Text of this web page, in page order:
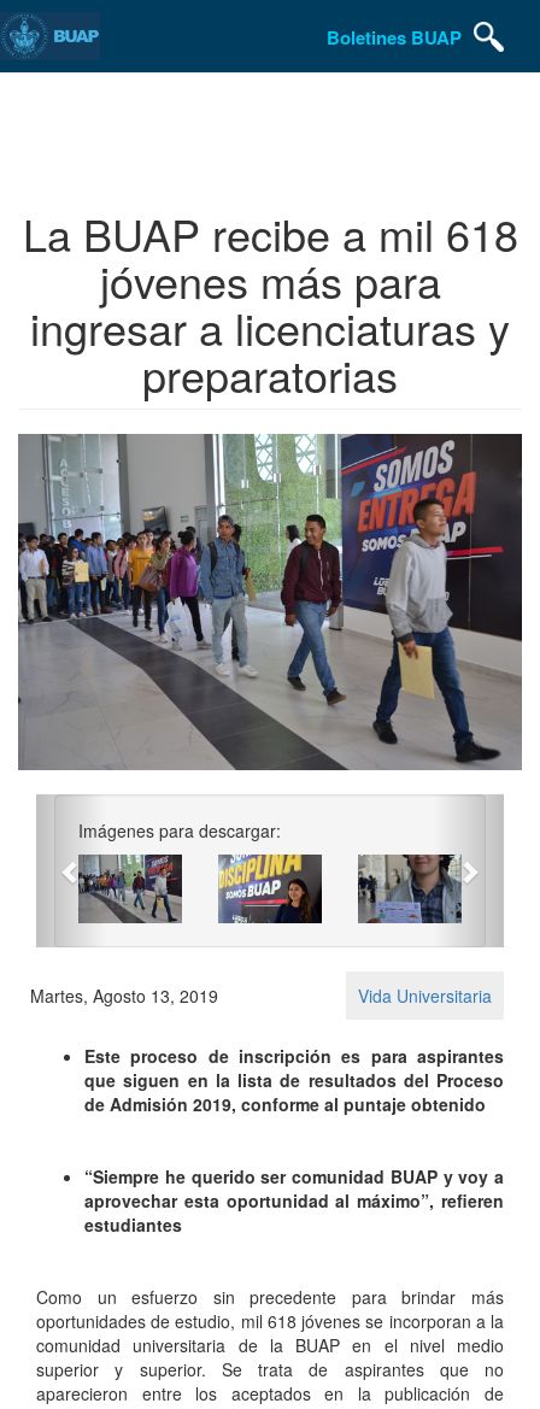
Boletines BUAP
La BUAP recibe a mil 618
jóvenes más para
ingresar a licenciaturas y
preparatorias
Imágenes para descargar:
Martes, Agosto 13, 2019 Vida Universitaria
Este proceso de inscripción es para aspirantes
que siguen en la lista de resultados del Proceso
de Admisión 2019, conforme al puntaje obtenido
“Siempre he querido ser comunidad BUAP y voy a
aprovechar esta oportunidad al máximo”, refieren
estudiantes
Como un esfuerzo sin precedente para brindar más
oportunidades de estudio, mil 618 jóvenes se incorporan a la
comunidad universitaria de la BUAP en el nivel medio
superior y superior. Se trata de aspirantes que no
aparecieron entre los aceptados en la publicación de